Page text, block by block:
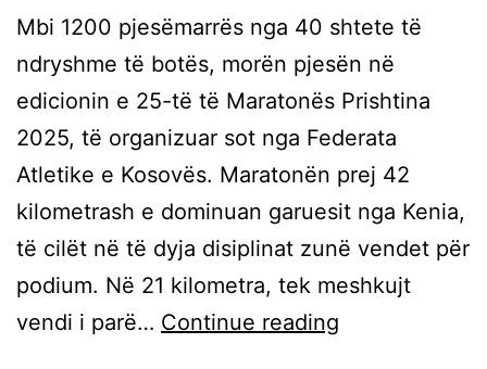
Mbi 1200 pjesëmarrës nga 40 shtete të
ndryshme të botës, morën pjesën në
edicionin e 25-të të Maratonës Prishtina
2025, të organizuar sot nga Federata
Atletike e Kosovës. Maratonën prej 42
kilometrash e dominuan garuesit nga Kenia,
të cilët në të dyja disiplinat zunë vendet për
podium. Në 21 kilometra, tek meshkujt
vendi i parë… Continue reading